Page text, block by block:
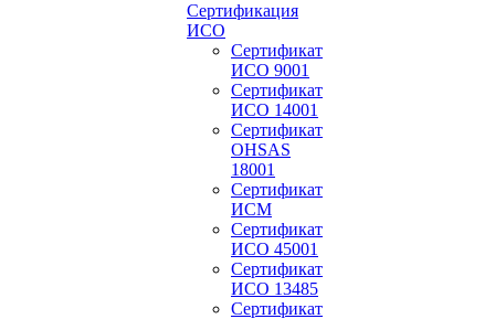
Сертификация
ИСО
Сертификат
ИСО 9001
Сертификат
ИСО 14001
Сертификат
OHSAS
18001
Сертификат
ИСМ
Сертификат
ИСО 45001
Сертификат
ИСО 13485
Сертификат